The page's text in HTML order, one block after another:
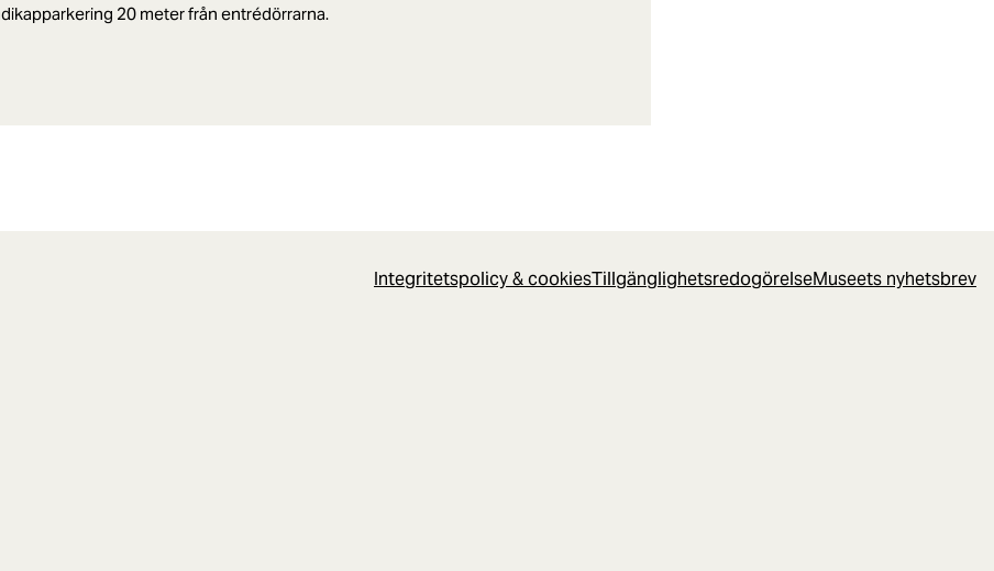
20 meter från entrédörrarna.
Integritetspolicy & cookiesTillgänglighetsredogörelseMuseets nyhetsbrev